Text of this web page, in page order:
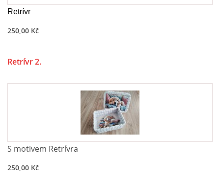
Retrívr
250,00 Kč
Retrívr 2.
S motivem Retrívra
250,00 Kč